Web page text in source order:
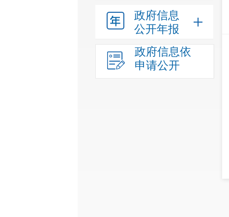
政府信息
公开年报
政府信息依
申请公开